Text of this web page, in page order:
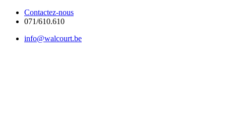
Contactez-nous
071/610.610
info@walcourt.be